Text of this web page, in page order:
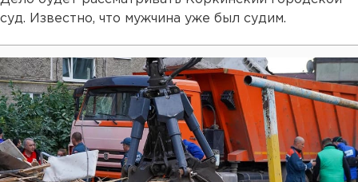
суд. Известно, что мужчина уже был судим.